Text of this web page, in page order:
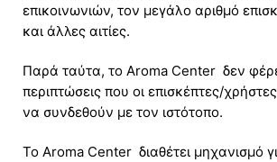
επικοινωνιών, τον μεγάλο αριθμό
και άλλες αιτίες.
Παρά ταύτα, το Aroma Center δεν
περιπτώσεις που οι επισκέπτες/
να συνδεθούν με τον ιστότοπο.
Το Aroma Center διαθέτει μηχανισμό